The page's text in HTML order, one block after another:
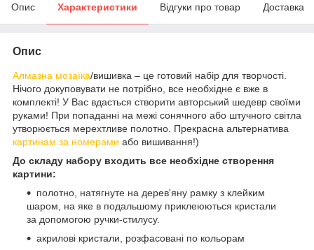
Опис Характеристики Відгуки про товар Доставка
Опис
Алмазна мозаїка/вишивка – це готовий набір для творчості.
Нічого докуповувати не потрібно, все необхідне є вже в
комплекті! У Вас вдасться створити авторський шедевр своїми
руками! При попаданні на межі сонячного або штучного світла
утворюється мерехтливе полотно. Прекрасна альтернатива
картинам за номерами або вишивання!)
До складу набору входить все необхідне створення
картини:
полотно, натягнуте на дерев'яну рамку з клейким
шаром, на яке в подальшому приклеюються кристали
за допомогою ручки-стилусу.
акрилові кристали, розфасовані по кольорам